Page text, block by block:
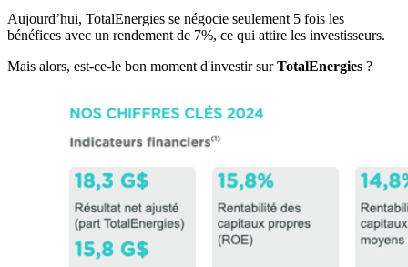
Aujourd’hui, TotalEnergies se négocie seulement 5 fois les
bénéfices avec un rendement de 7%, ce qui attire les investisseurs.
Mais alors, est-ce-le bon moment d'investir surTotalEnergies ?